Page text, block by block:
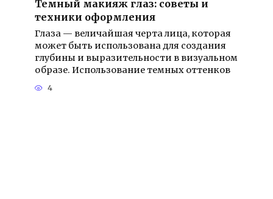
Темный макияж глаз: советы и
техники оформления
Глаза — величайшая черта лица, которая
может быть использована для создания
глубины и выразительности в визуальном
образе. Использование темных оттенков
4